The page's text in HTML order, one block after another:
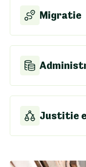
Migratie
Justitie